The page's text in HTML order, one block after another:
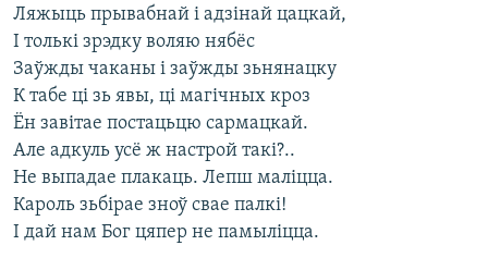
Ляжыць прывабнай і адзінай цацкай,
І толькі зрэдку воляю нябёс
Заўжды чаканы і заўжды зьнянацку
К табе ці зь явы, ці магічных кроз
Ён завітае постацьцю сармацкай.
Але адкуль усё ж настрой такі?..
Не выпадае плакаць. Лепш маліцца.
Кароль зьбірае зноў свае палкі!
І дай нам Бог цяпер не памыліцца.